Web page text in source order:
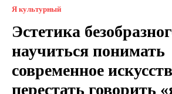
Я культурный
Эстетика
научиться понимать
современное
перестать говорить